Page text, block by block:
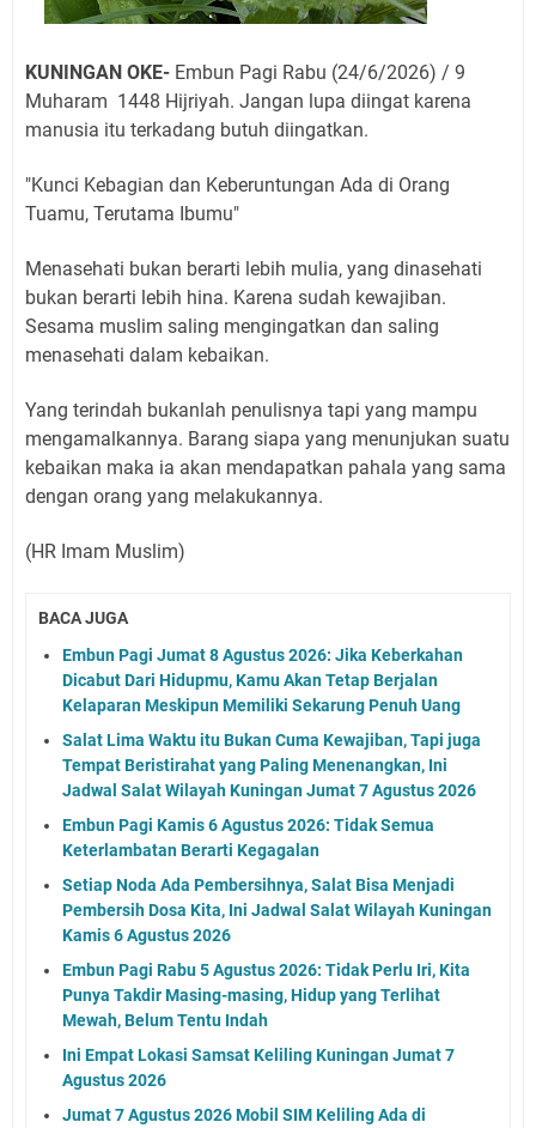
KUNINGAN OKE- Embun Pagi Rabu (24/6/2026) / 9
Muharam 1448 Hijriyah. Jangan lupa diingat karena
manusia itu terkadang butuh diingatkan.
"Kunci Kebagian dan Keberuntungan Ada di Orang
Tuamu, Terutama Ibumu"
Menasehati bukan berarti lebih mulia, yang dinasehati
bukan berarti lebih hina. Karena sudah kewajiban.
Sesama muslim saling mengingatkan dan saling
menasehati dalam kebaikan.
Yang terindah bukanlah penulisnya tapi yang mampu
mengamalkannya. Barang siapa yang menunjukan suatu
kebaikan maka ia akan mendapatkan pahala yang sama
dengan orang yang melakukannya.
(HR Imam Muslim)
BACA JUGA
Embun Pagi Jumat 8 Agustus 2026: Jika Keberkahan
Dicabut Dari Hidupmu, Kamu Akan Tetap Berjalan
Kelaparan Meskipun Memiliki Sekarung Penuh Uang
Salat Lima Waktu itu Bukan Cuma Kewajiban, Tapi juga
Tempat Beristirahat yang Paling Menenangkan, Ini
Jadwal Salat Wilayah Kuningan Jumat 7 Agustus 2026
Embun Pagi Kamis 6 Agustus 2026: Tidak Semua
Keterlambatan Berarti Kegagalan
Setiap Noda Ada Pembersihnya, Salat Bisa Menjadi
Pembersih Dosa Kita, Ini Jadwal Salat Wilayah Kuningan
Kamis 6 Agustus 2026
Embun Pagi Rabu 5 Agustus 2026: Tidak Perlu Iri, Kita
Punya Takdir Masing-masing, Hidup yang Terlihat
Mewah, Belum Tentu Indah
Ini Empat Lokasi Samsat Keliling Kuningan Jumat 7
Agustus 2026
Jumat 7 Agustus 2026 Mobil SIM Keliling Ada di